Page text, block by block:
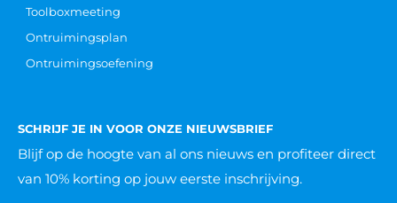
Toolboxmeeting
Ontruimingsplan
Ontruimingsoefening
SCHRIJF JE IN VOOR ONZE NIEUWSBRIEF
Blijf op de hoogte van al ons nieuws en profiteer direct
van 10% korting op jouw eerste inschrijving.